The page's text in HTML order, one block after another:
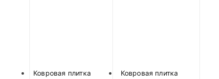
Ковровая плитка
Ковровая плитка